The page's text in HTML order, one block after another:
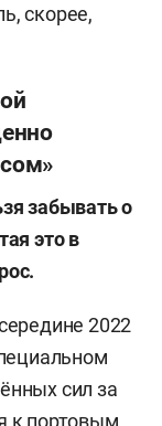
скорее,
забывать о
это в
2022
сил за
к портовым